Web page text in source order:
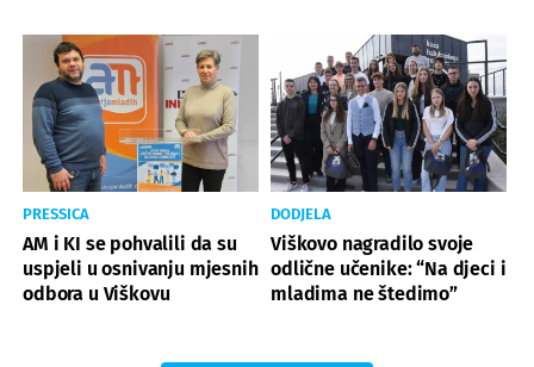
PRESSICA
AM i KI se pohvalili da su
uspjeli u osnivanju mjesnih
odbora u Viškovu
DODJELA
Viškovo nagradilo svoje
odlične učenike: “Na djeci i
mladima ne štedimo”